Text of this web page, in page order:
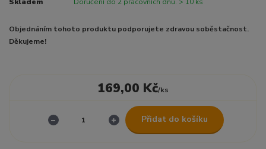
Skladem Doručení do 2 pracovních dnů. > 10 ks
Objednáním tohoto produktu podporujete zdravou soběstačnost.
Děkujeme!
169,00 Kč/ks
Přidat do košíku